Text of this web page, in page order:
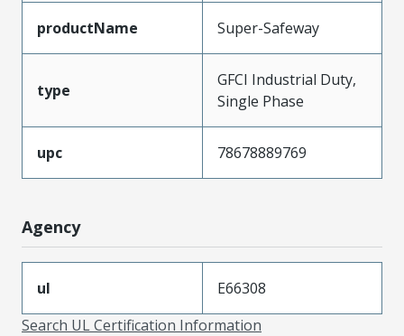
productName Super-Safeway
type
GFCI Industrial Duty,
Single Phase
upc 78678889769
Agency
ul
E66308
Search UL Certification Information